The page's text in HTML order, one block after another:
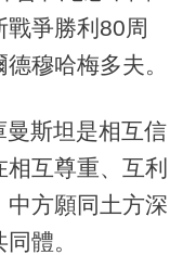
戰爭勝利80周
穆哈梅多夫。
斯坦是相互信
互尊重、互利
中方願同土方深
體。